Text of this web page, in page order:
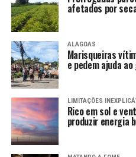
afetados por
ALAGOAS
Marisqueiras
e pedem ajuda
LIMITAÇÕES
Rico em sol e
produzir energia